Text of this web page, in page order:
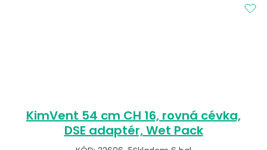
KimVent 54 cm CH 16, rovná cévka,
DSE adaptér, Wet Pack